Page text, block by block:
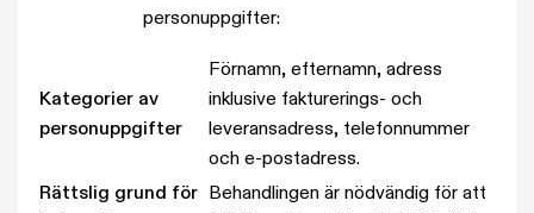
personuppgifter:
Kategorier av
personuppgifter
Förnamn, efternamn, adress
inklusive fakturerings- och
leveransadress, telefonnummer
och e-postadress.
Rättslig grund för
Behandlingen är nödvändig för att